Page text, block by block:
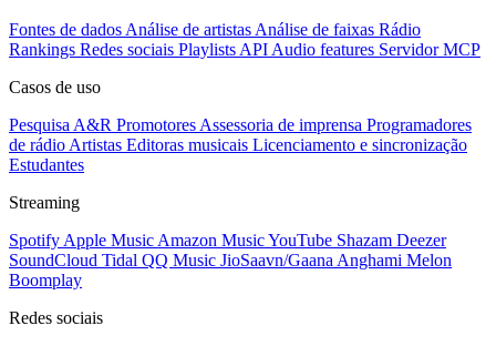
Fontes de dados Análise de artistas Análise de faixas Rádio
Rankings Redes sociais Playlists API Audio features Servidor MCP
Casos de uso
Pesquisa A&R Promotores Assessoria de imprensa Programadores
de rádio Artistas Editoras musicais Licenciamento e sincronização
Estudantes
Streaming
Spotify Apple Music Amazon MusicYouTube Shazam Deezer
SoundCloud Tidal QQ Music JioSaavn/Gaana Anghami Melon
Boomplay
Redes sociais